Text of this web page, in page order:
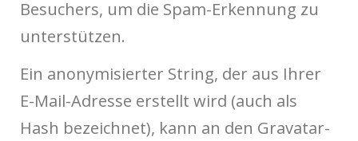
Besuchers, um die Spam-Erkennung zu
unterstützen.
Ein anonymisierter String, der aus Ihrer
E-Mail-Adresse erstellt wird (auch als
Hash bezeichnet), kann an den Gravatar-